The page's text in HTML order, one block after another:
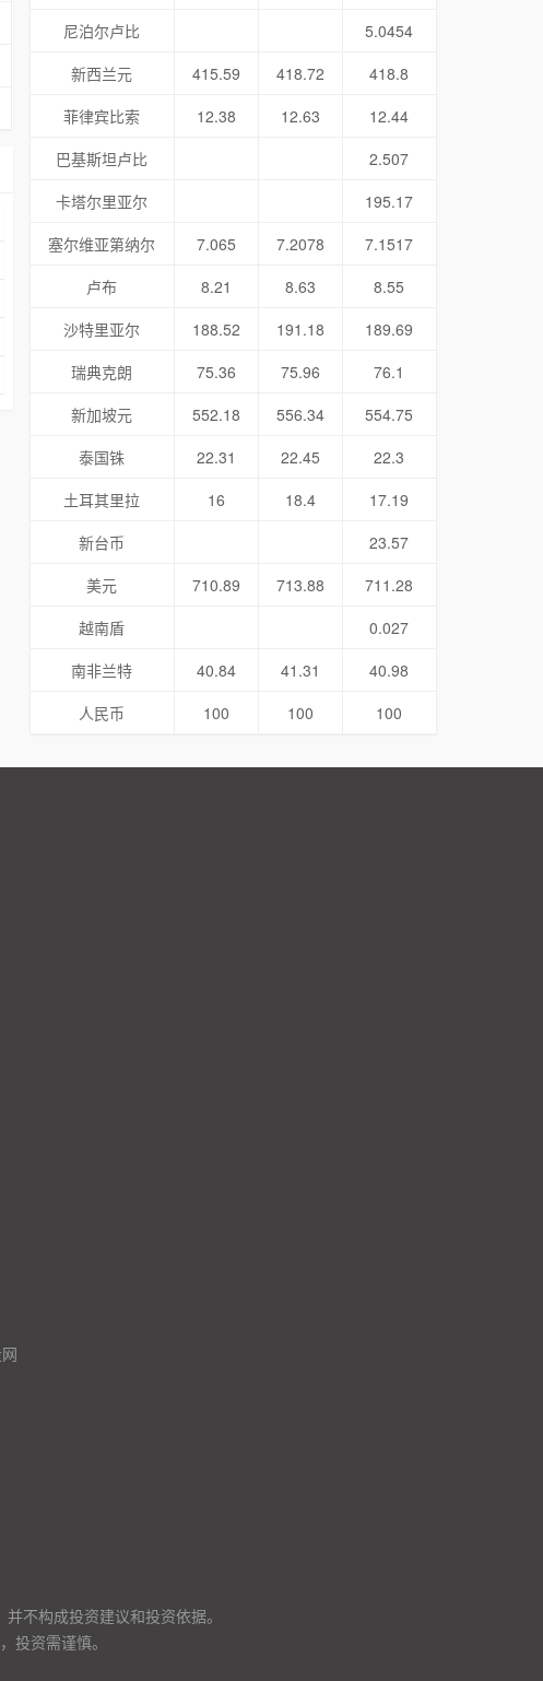
尼泊尔卢比
5.0454
新西兰元
415.59 418.72
418.8
菲律宾比索
12.38 12.63
12.44
巴基斯坦卢比
2.507
卡塔尔里亚尔
195.17
塞尔维亚第纳尔
7.065 7.2078
7.1517
卢布
8.21 8.63
8.55
沙特里亚尔
188.52 191.18
189.69
瑞典克朗
75.36 75.96
76.1
新加坡元
552.18 556.34
554.75
泰国铢
22.31 22.45
22.3
土耳其里拉
16 18.4
17.19
新台币
23.57
美元
710.89 713.88
711.28
越南盾
0.027
南非兰特
40.84 41.31
40.98
人民币
100 100 100
不构成投资建议和投资依据。
投资需谨慎。